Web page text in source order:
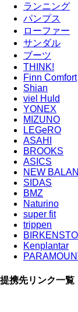
ランニング
パンプス
ローファー
サンダル
ブーツ
THINK!
Finn Comfort
Shian
viel Huld
YONEX
MIZUNO
LEGeRO
ASAHI
BROOKS
ASICS
NEW
SIDAS
BMZ
Naturino
super fit
trippen
Kenplantar
提携先リンク一覧